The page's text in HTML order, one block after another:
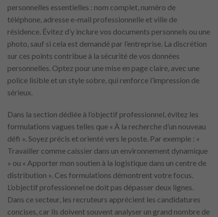
personnelles essentielles : nom complet, numéro de
téléphone, adresse e-mail professionnelle et ville de
résidence. Évitez d’y inclure vos documents personnels ou une
photo, sauf si cela est demandé par l’entreprise. La discrétion
sur ces points contribue à la sécurité de vos données
personnelles. Optez pour une mise en page claire, avec une
police lisible et un style sobre, qui renforce l’impression de
sérieux.
Dans la section dédiée à l’objectif professionnel, évitez les
formulations vagues telles que « À la recherche d’un nouveau
défi ». Soyez précis et orienté vers le poste. Par exemple : «
Travailler comme caissier dans un environnement dynamique
» ou « Apporter mon soutien à la logistique dans un centre de
distribution ». Ces formulations démontrent votre focus.
L’objectif professionnel ne doit pas dépasser deux lignes.
Dans ce secteur, les recruteurs apprécient les candidatures
concises, car ils doivent souvent analyser un grand nombre de